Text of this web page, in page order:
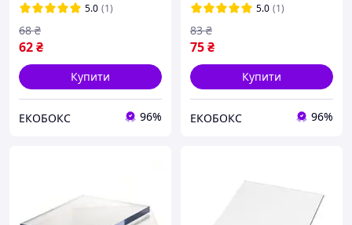
5.0 (1)
62₴
68 ₴
Купити
ЕКОБОКС 96%
5.0 (1)
75₴
83 ₴
Купити
ЕКОБОКС 96%